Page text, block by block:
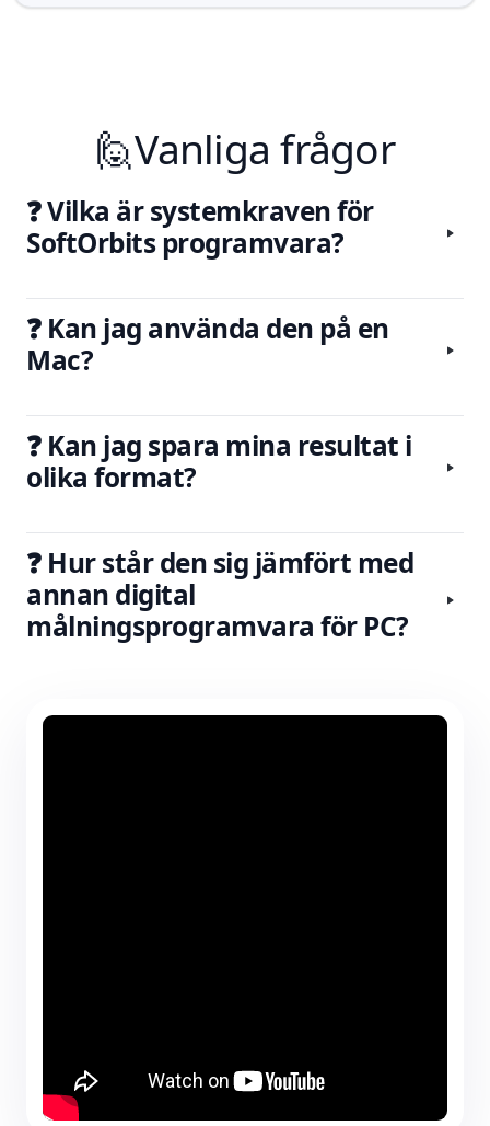
🙋Vanliga frågor
❓ Vilka är systemkraven för
SoftOrbits programvara?
❓ Kan jag använda den på en
Mac?
❓ Kan jag spara mina resultat i
olika format?
❓ Hur står den sig jämfört med
annan digital
målningsprogramvara för PC?